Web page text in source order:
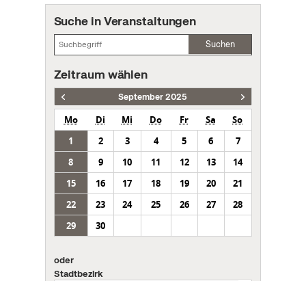
Suche in Veranstaltungen
Suchen
Zeitraum wählen
September 2025
Mo Di Mi Do Fr Sa
So
1
2 3 4 5 6
7
8
9 10 11 12 13
14
15
16 17 18 19 20
21
22
23 24 25 26 27
28
29
30
oder
Stadtbezirk